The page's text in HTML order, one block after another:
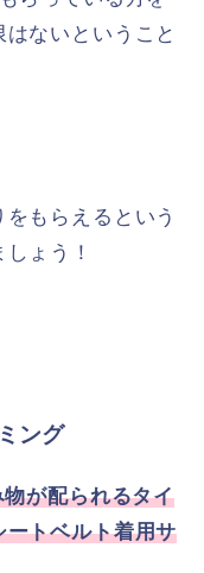
ないということ
もらえるという
ょう！
ング
が配られるタイ
ートベルト着用サ